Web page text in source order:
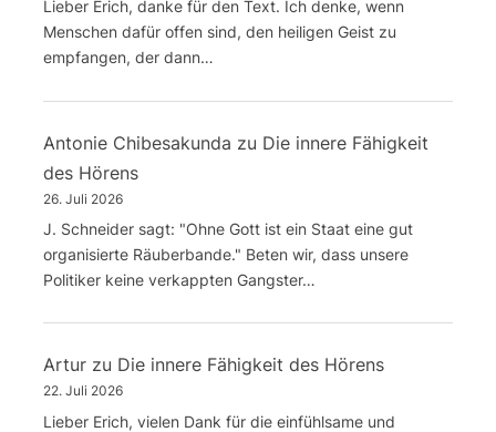
Lieber Erich, danke für den Text. Ich denke, wenn
Menschen dafür offen sind, den heiligen Geist zu
empfangen, der dann…
Antonie Chibesakunda zu Die innere Fähigkeit
des Hörens
26. Juli 2026
J. Schneider sagt: "Ohne Gott ist ein Staat eine gut
organisierte Räuberbande." Beten wir, dass unsere
Politiker keine verkappten Gangster…
Artur zu Die innere Fähigkeit des Hörens
22. Juli 2026
Lieber Erich, vielen Dank für die einfühlsame und